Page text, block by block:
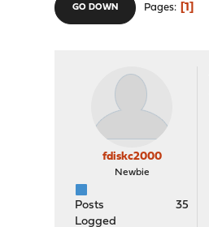
GO DOWN Pages 1
fdiskc2000
Newbie
Posts
35
Logged